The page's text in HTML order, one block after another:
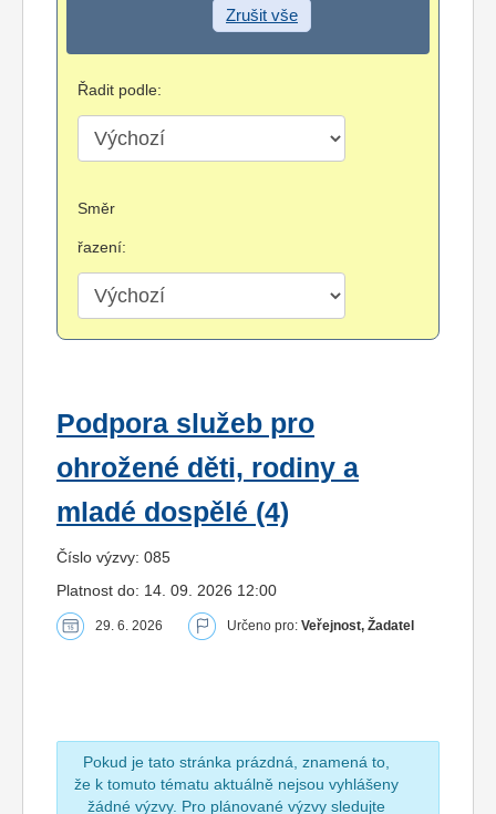
Zrušit vše
Řadit podle:
Směr
řazení:
Podpora služeb pro
ohrožené děti, rodiny a
mladé dospělé (4)
Číslo výzvy: 085
Platnost do: 14. 09. 2026 12:00
29. 6. 2026 Určeno pro: Veřejnost, Žadatel
Pokud je tato stránka prázdná, znamená to,
že k tomuto tématu aktuálně nejsou vyhlášeny
žádné výzvy. Pro plánované výzvy sledujte